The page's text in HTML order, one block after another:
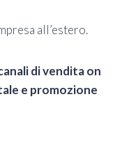
all’estero.
di vendita on
e promozione